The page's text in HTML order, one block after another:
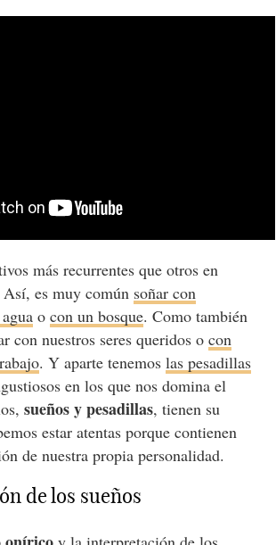
más recurrentes que otros en
Así, es muy común soñar con
o con un bosque. Como también
con nuestros seres queridos o con
. Y aparte tenemos las pesadillas
en los que nos domina el
sueños y pesadillas, tienen su
estar atentas porque contienen
de nuestra propia personalidad.
de los sueños